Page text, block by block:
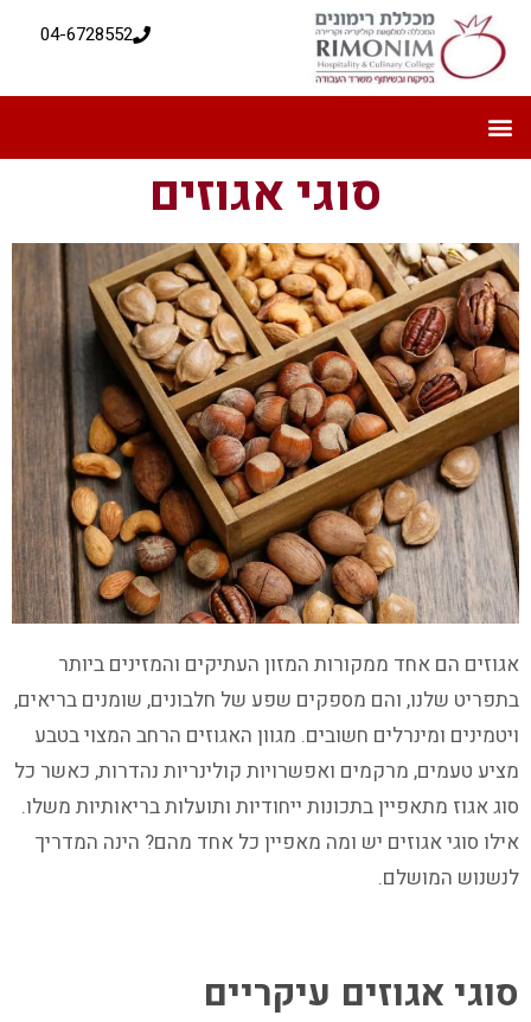
04-6728552
סוגי אגוזים
אגוזים הם אחד ממקורות המזון העתיקים והמזינים ביותר
בתפריט שלנו, והם מספקים שפע של חלבונים, שומנים בריאים,
ויטמינים ומינרלים חשובים. מגוון האגוזים הרחב המצוי בטבע
מציע טעמים, מרקמים ואפשרויות קולינריות נהדרות, כאשר כל
סוג אגוז מתאפיין בתכונות ייחודיות ותועלות בריאותיות משלו.
אילו סוגי אגוזים יש ומה מאפיין כל אחד מהם? הינה המדריך
לנשנוש המושלם.
סוגי אגוזים עיקריים